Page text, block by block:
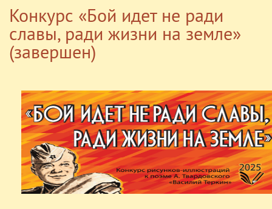
Конкурс «Бой идет не ради
славы, ради жизни на земле»
(завершен)